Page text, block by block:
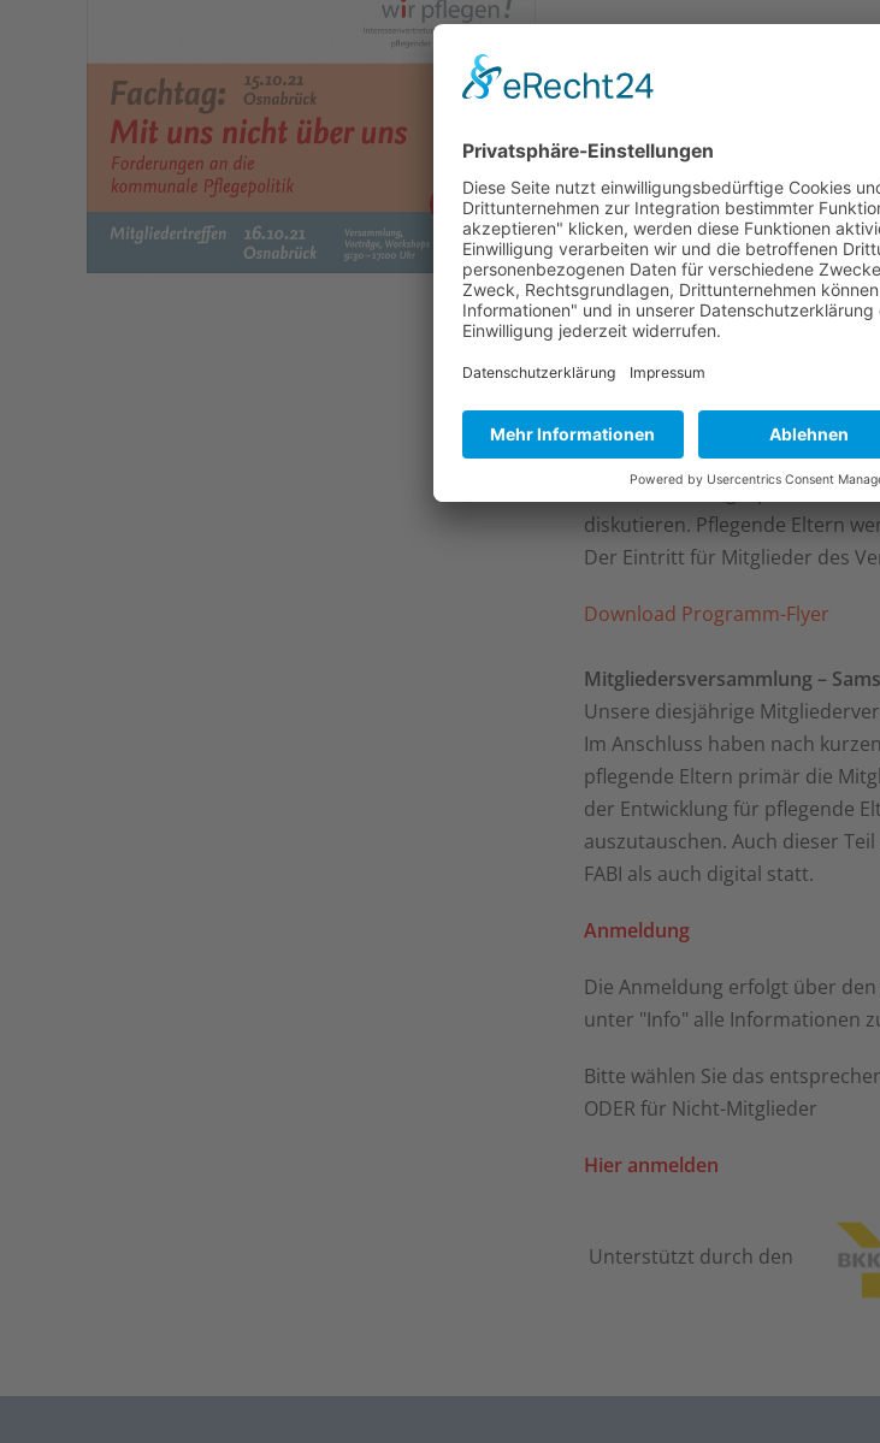
Hier anmelden
Veranstaltungsort
Wir heißen Sie in der
Live-Stream über Zoom
Fachtag – Freitag 15. Oktober
„Mit uns, nicht über uns“ –
Der Fachtag ist öffentlich und
Organisationen der Pflege und
Mitbestimmung pflegender
einem Podiumsgespräch u.a.
diskutieren. Pflegende Eltern
Der Eintritt für Mitglieder des
Download Programm-Flyer
Mitgliedersversammlung –
Unsere diesjährige
Im Anschluss haben nach
pflegende Eltern primär die
der Entwicklung für pflegende
auszutauschen. Auch dieser
FABI als auch digital statt.
Anmeldung
Die Anmeldung erfolgt über
unter "Info" alle Informationen
Bitte wählen Sie das
ODER für Nicht-Mitglieder
Hier anmelden
Unterstützt durch den